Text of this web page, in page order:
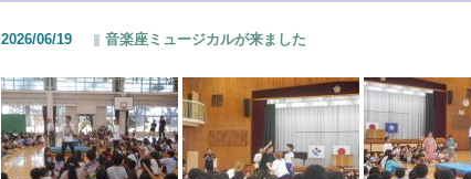
2026/06/19 音楽座ミュージカルが来ました